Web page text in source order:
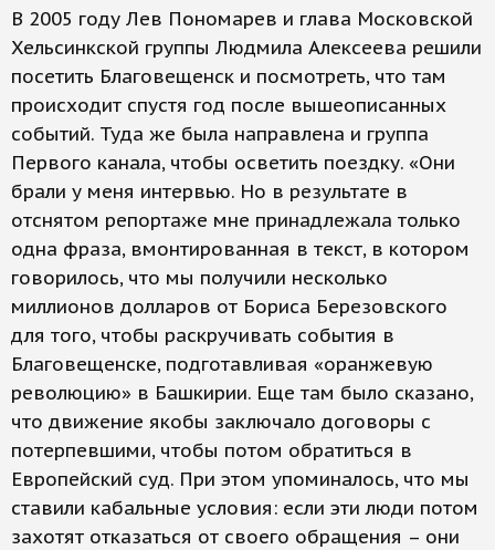
В 2005 году Лев Пономарев и глава Московской
Хельсинкской группы Людмила Алексеева решили
посетить Благовещенск и посмотреть, что там
происходит спустя год после вышеописанных
событий. Туда же была направлена и группа
Первого канала, чтобы осветить поездку. «Они
брали у меня интервью. Но в результате в
отснятом репортаже мне принадлежала только
одна фраза, вмонтированная в текст, в котором
говорилось, что мы получили несколько
миллионов долларов от Бориса Березовского
для того, чтобы раскручивать события в
Благовещенске, подготавливая «оранжевую
революцию» в Башкирии. Еще там было сказано,
что движение якобы заключало договоры с
потерпевшими, чтобы потом обратиться в
Европейский суд. При этом упоминалось, что мы
ставили кабальные условия: если эти люди потом
захотят отказаться от своего обращения – они